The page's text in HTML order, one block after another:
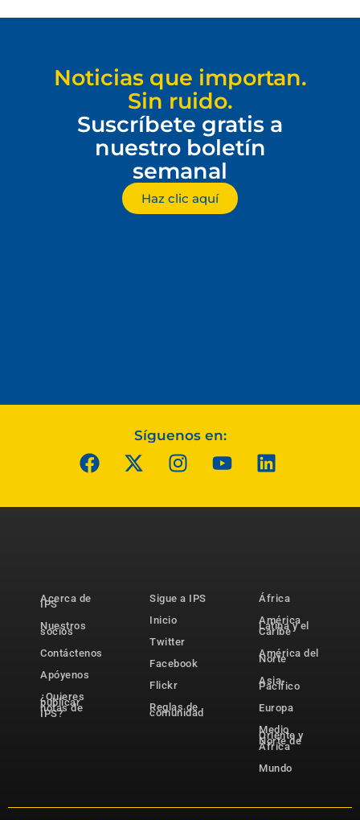
Noticias que importan.
Sin ruido.
Suscríbete gratis a
nuestro boletín
semanal
Haz clic aquí
Síguenos en:
Acerca de
IPS
Nuestros
socios
Contáctenos
Apóyenos
¿Quieres
publicar
notas de
IPS?
Sigue a IPS
Inicio
Twitter
Facebook
Flickr
Reglas de
comunidad
África
América
Latina y el
Caribe
América del
Norte
Asia-
Pacífico
Europa
Medio
Oriente y
Norte de
África
Mundo